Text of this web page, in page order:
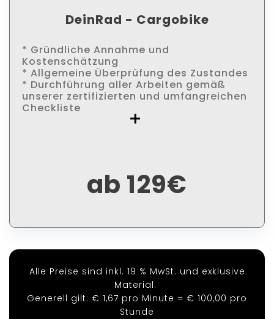
DeinRad - Cargobike
* Gründliche Annahme und
Kostenschätzung
* Allgemeine Überprüfung des Zustandes
* Durchführung aller Arbeiten gemäß
unserer zertifizierten und umfangreichen
Checkliste
ab 129€
Alle Preise sind inkl. 19 % MwSt. und exklusive
Material.
Generell gilt: € 1,67 pro Minute = € 100,00 pro
Stunde